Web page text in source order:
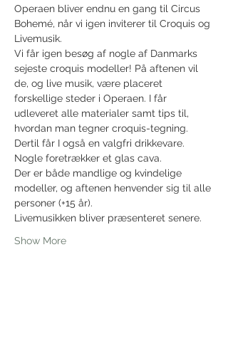
Operaen bliver endnu en gang til Circus
Bohemé, når vi igen inviterer til Croquis og
Livemusik.
Vi får igen besøg af nogle af Danmarks
sejeste croquis modeller! På aftenen vil
de, og live musik, være placeret
forskellige steder i Operaen. I får
udleveret alle materialer samt tips til,
hvordan man tegner croquis-tegning.
Dertil får I også en valgfri drikkevare.
Nogle foretrækker et glas cava.
Der er både mandlige og kvindelige
modeller, og aftenen henvender sig til alle
personer (+15 år).
Livemusikken bliver præsenteret senere.
Show More